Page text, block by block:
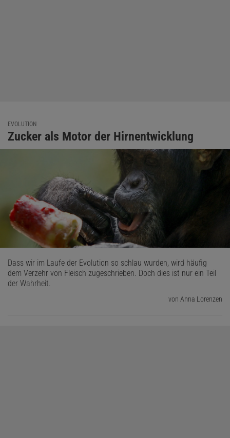
EVOLUTION
Zucker als Motor der Hirnentwicklung
Dass wir im Laufe der Evolution so schlau wurden, wird häufig
dem Verzehr von Fleisch zugeschrieben. Doch dies ist nur ein Teil
der Wahrheit.
von Anna Lorenzen